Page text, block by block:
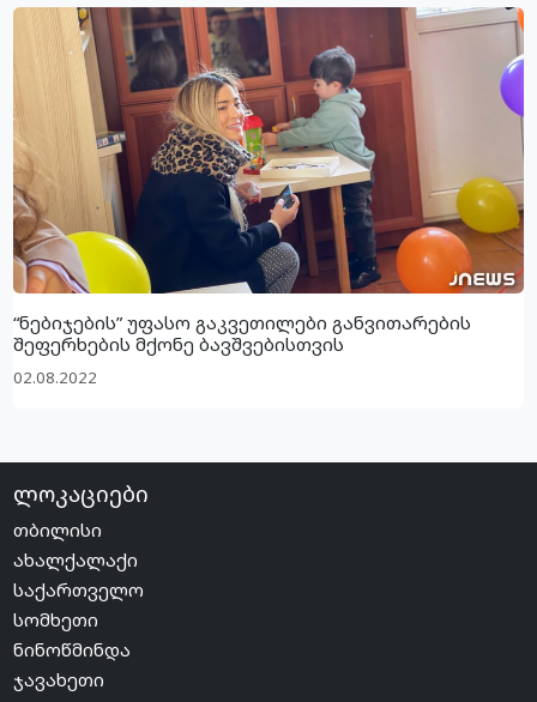
“ნებიჯების” უფასო გაკვეთილები განვითარების
შეფერხების მქონე ბავშვებისთვის
02.08.2022
ლოკაციები
თბილისი
ახალქალაქი
საქართველო
სომხეთი
ნინოწმინდა
ჯავახეთი